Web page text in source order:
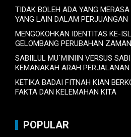
TIDAK BOLEH ADA YANG
YANG LAIN DALAM PERJUANGAN
MENGOKOHKAN IDENTITAS KE-
GELOMBANG PERUBAHAN ZAMAN
SABIILUL MU`MINIIN VERSUS
KEMANAKAH ARAH
KETIKA BADAI FITNAH KIAN
FAKTA DAN KELEMAHAN KITA
POPULAR